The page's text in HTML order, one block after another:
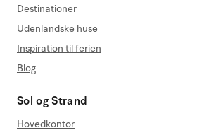
Destinationer
Udenlandske huse
Inspiration til ferien
Blog
Sol og Strand
Hovedkontor